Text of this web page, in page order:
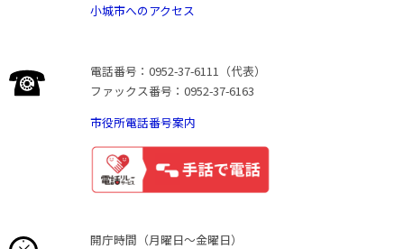
小城市へのアクセス
電話番号：0952-37-6111（代表）
ファックス番号：0952-37-6163
市役所電話番号案内
開庁時間（月曜日〜金曜日）